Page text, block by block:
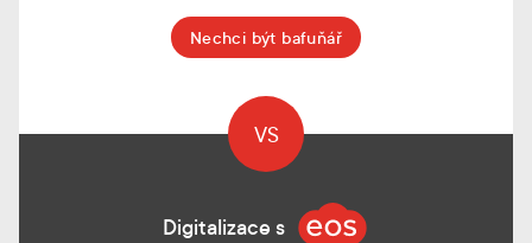
Nechci být bafuňář
VS
Digitalizace s